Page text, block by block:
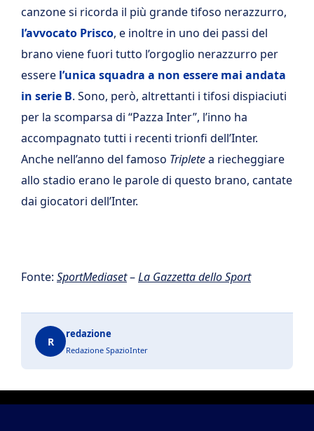
canzone si ricorda il più grande tifoso nerazzurro,
l’avvocato Prisco, e inoltre in uno dei passi del
brano viene fuori tutto l’orgoglio nerazzurro per
essere l’unica squadra a non essere mai andata
in serie B. Sono, però, altrettanti i tifosi dispiaciuti
per la scomparsa di “Pazza Inter”, l’inno ha
accompagnato tutti i recenti trionfi dell’Inter.
Anche nell’anno del famoso Tripletea riecheggiare
allo stadio erano le parole di questo brano, cantate
dai giocatori dell’Inter.
Fonte: SportMediaset–La Gazzetta dello Sport
R
redazione
Redazione SpazioInter